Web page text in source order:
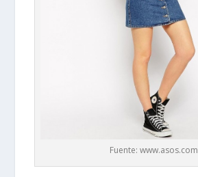
Fuente: www.asos.com